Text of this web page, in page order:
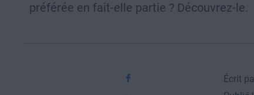
préférée en fait-elle partie ? Découvrez-le.
Écrit